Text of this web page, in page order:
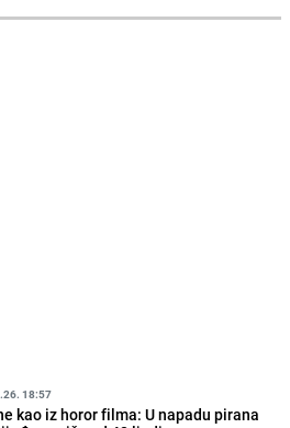
18:57
kao iz horor filma: U napadu pirana